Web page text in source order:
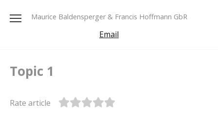
Maurice Baldensperger & Francis Hoffmann GbR
Email
Topic 1
Rate article